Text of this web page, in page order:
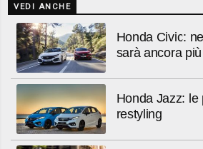
VEDI ANCHE
Honda Civic:
sarà ancora
Honda Jazz: le
restyling